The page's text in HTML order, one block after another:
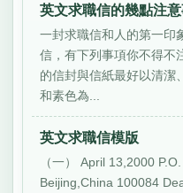
英文求職信的幾點注
一封求職信和人的第一印
信，有下列事項你不得不
的信封與信紙最好以清潔
和素色為...
英文求職信模版
（一） April 13,2000
Beijing,China 100084